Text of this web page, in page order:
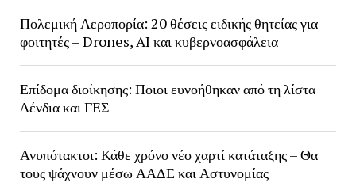
Πολεμική Αεροπορία: 20 θέσεις ειδικής θητείας για
φοιτητές – Drones, AI και κυβερνοασφάλεια
Επίδομα διοίκησης: Ποιοι ευνοήθηκαν από τη λίστα
Δένδια και ΓΕΣ
Ανυπότακτοι: Κάθε χρόνο νέο χαρτί κατάταξης – Θα
τους ψάχνουν μέσω ΑΑΔΕ και Αστυνομίας